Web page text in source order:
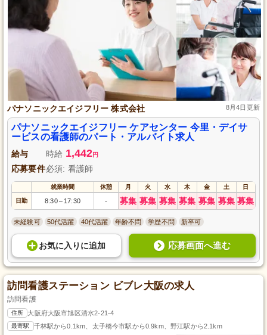
パナソニックエイジフリー 株式会社 8月4日更新
パナソニックエイジフリー ケアセンター 今里・デイサ
ービスの看護師のパート・アルバイト求人
給与 時給 1,442円
応募要件必須: 看護師
就業時間 休憩 月 火 水 木 金 土 日
日勤 8:30～ 17:30 - 募集 募集 募集 募集 募集 募集 募集
未経験可 50代活躍 40代活躍 年齢不問 学歴不問 新卒可
お気に入り に追加 応募画面へ進む
訪問看護ステーション ビブレ大阪の求人
訪問看護
住所 大阪府大阪市旭区清水2-21-4
最寄駅 千林駅から0.1km、太子橋今市駅から0.9km、野江駅から2.1km